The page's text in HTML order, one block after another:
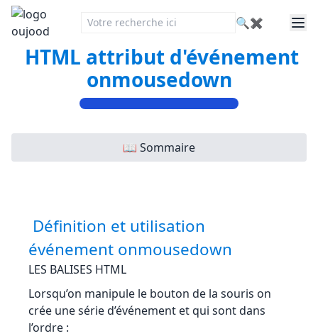
🔍 ✖
HTML attribut d'événement
onmousedown
📖 Sommaire
Définition et utilisation
événement onmousedown
LES BALISES HTML
Lorsqu’on manipule le bouton de la souris on
crée une série d’événement et qui sont dans
l’ordre :